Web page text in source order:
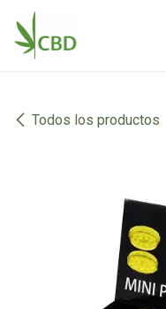
Ir al contenido
Todos los productos